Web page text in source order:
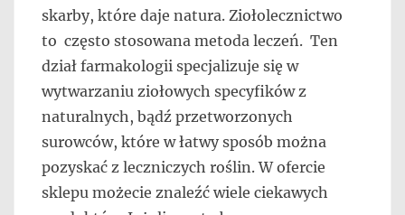
skarby, które daje natura. Ziołolecznictwo
to często stosowana metoda leczeń. Ten
dział farmakologii specjalizuje się w
wytwarzaniu ziołowych specyfików z
naturalnych, bądź przetworzonych
surowców, które w łatwy sposób można
pozyskać z leczniczych roślin. W ofercie
sklepu możecie znaleźć wiele ciekawych